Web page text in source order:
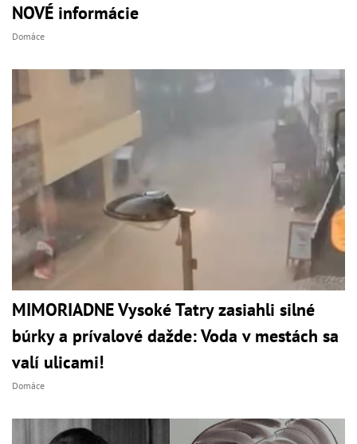
NOVÉ informácie
Domáce
MIMORIADNE Vysoké Tatry zasiahli silné
búrky a prívalové dažde: Voda v mestách sa
valí ulicami!
Domáce